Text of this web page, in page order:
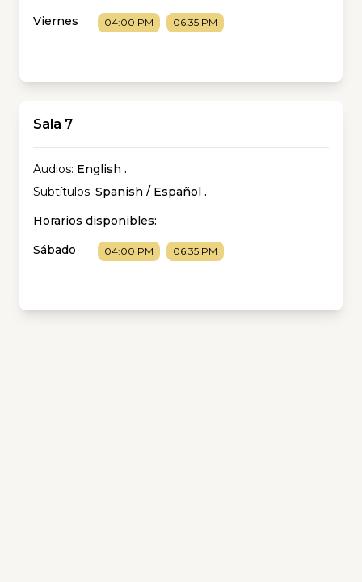
Viernes
04:00 PM 06:35 PM
Sala 7
Audios: English .
Subtítulos: Spanish / Español .
Horarios disponibles:
Sábado
04:00 PM 06:35 PM